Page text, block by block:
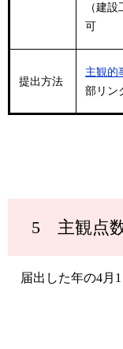
（建
可
提出方法
主観的
部リン
5 主観点
届出した年の4月1